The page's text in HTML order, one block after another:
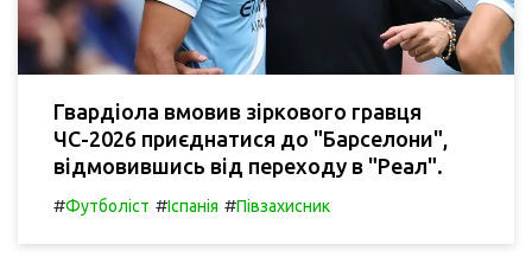
Гвардіола вмовив зіркового гравця
ЧС-2026 приєднатися до "Барселони",
відмовившись від переходу в "Реал".
#Футболіст #Іспанія #Півзахисник